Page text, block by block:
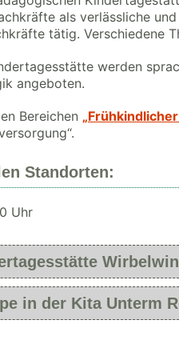
als verlässliche
tätig. Verschiedene
werden
angeboten.
Bereichen
Standorten:
Uhr
in der Kita Unterm